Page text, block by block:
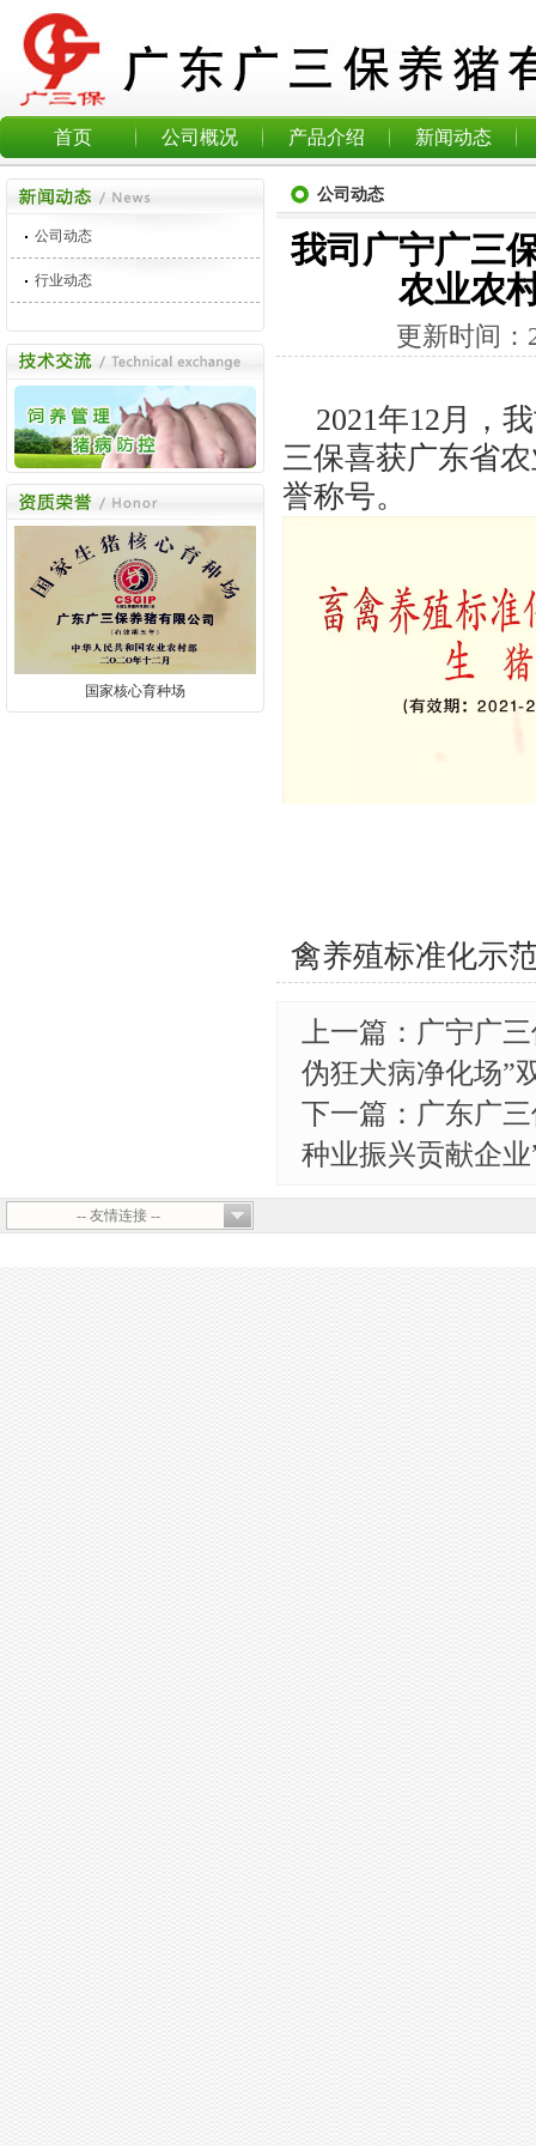
首页 公司概况 产品介绍 新闻动态
公司动态
行业动态
国家核心育种场
公司动态
我司广宁广三
农业农
更新时间：
2021年12月，
三保喜获广东省
誉称号。
禽养殖标准化示
上一篇：广宁广
伪狂犬病净化场”
下一篇：广东广
种业振兴贡献企
-- 友情连接 --